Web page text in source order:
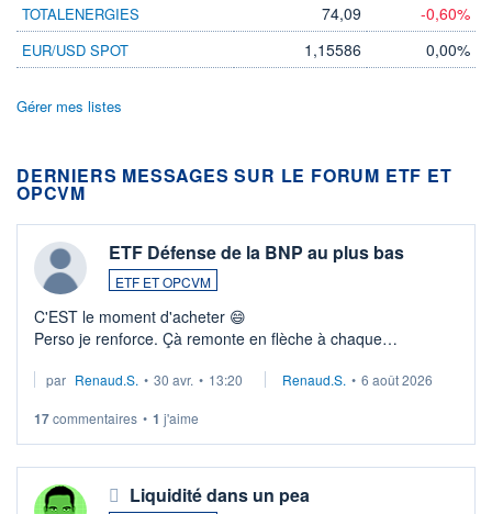
TOTALENERGIES 74,09 -0,60%
EUR/USD SPOT 1,15586 0,00%
Gérer mes listes
DERNIERS MESSAGES SUR LE FORUM ETF ET
OPCVM
ETF Défense de la BNP au plus bas
ETF ET OPCVM
C'EST le moment d'acheter 😄​
Perso je renforce. Çà remonte en flèche à chaque
Investissement long terme tip top pour sa retraite.
par Renaud.S. • 30 avr. • 13:20 Renaud.S. • 6 août 2026
17commentaires • 1 j'aime
Liquidité dans un pea